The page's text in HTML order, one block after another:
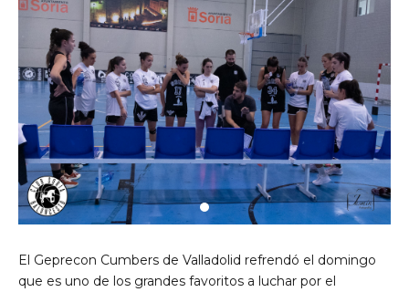
El Geprecon Cumbers de Valladolid refrendó el domingo
que es uno de los grandes favoritos a luchar por el